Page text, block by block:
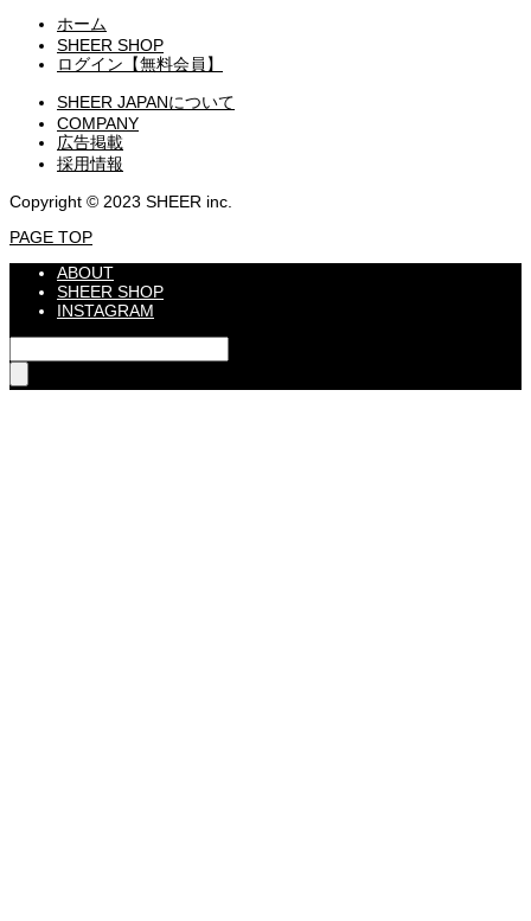
ホーム
SHEER SHOP
ログイン【無料会員】
SHEER JAPANについて
COMPANY
広告掲載
採用情報
Copyright © 2023 SHEER inc.
PAGE TOP
ABOUT
SHEER SHOP
INSTAGRAM